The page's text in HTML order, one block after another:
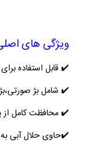
ویژگی های
✔️ قابل استفاده
✔️ شامل بژ
✔️محافظت کامل از
✔️حاوی حلال آبی